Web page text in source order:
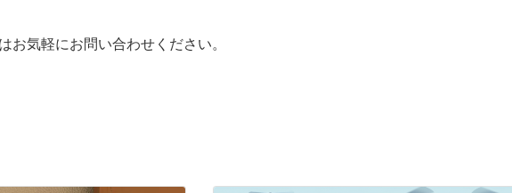
お気軽にお問い合わせください。